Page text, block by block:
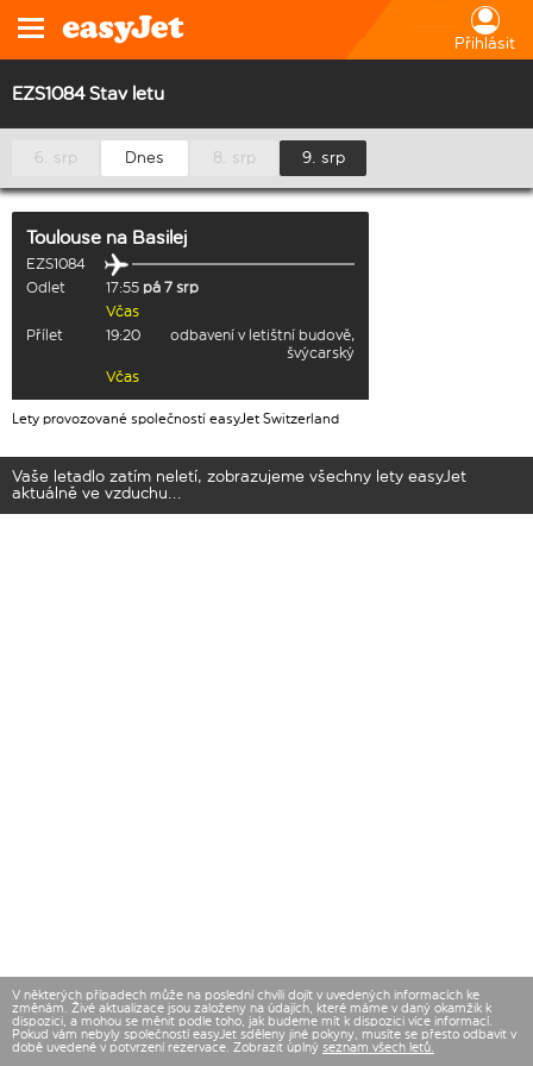
Přihlásit
EZS1084 Stav letu
6. srp Dnes 8. srp 9. srp
Toulouse na Basilej
EZS1084
Odlet
17:55 pá 7 srp
Včas
Přílet
19:20
odbavení v letištní budově,
švýcarský
Včas
Lety provozované společností easyJet Switzerland
Vaše letadlo zatím neletí, zobrazujeme všechny lety easyJet
aktuálně ve vzduchu...
V některých případech může na poslední chvíli dojít v uvedených informacích ke
změnám. Živé aktualizace jsou založeny na údajích, které máme v daný okamžik k
dispozici, a mohou se měnit podle toho, jak budeme mít k dispozici více informací.
Pokud vám nebyly společností easyJet sděleny jiné pokyny, musíte se přesto odbavit v
době uvedené v potvrzení rezervace. Zobrazit úplný seznam všech letů.